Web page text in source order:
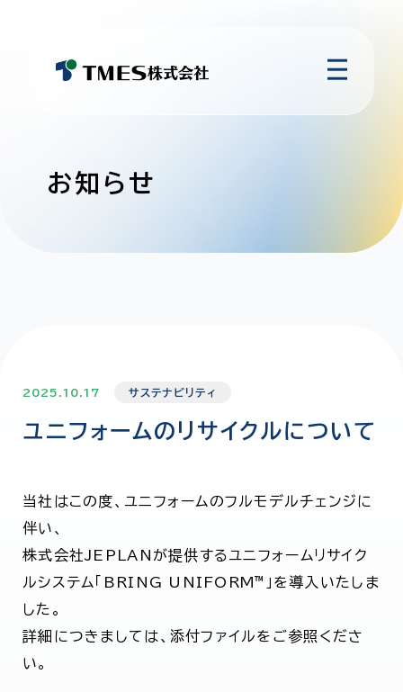
お知らせ
2025.10.17 サステナビリティ
ユニフォームのリサイクルについて
当社はこの度、ユニフォームのフルモデルチェンジに
伴い、
株式会社JEPLANが提供するユニフォームリサイク
ルシステム「BRING UNIFORM™」を導入いたしま
した。
詳細につきましては、添付ファイルをご参照くださ
い。